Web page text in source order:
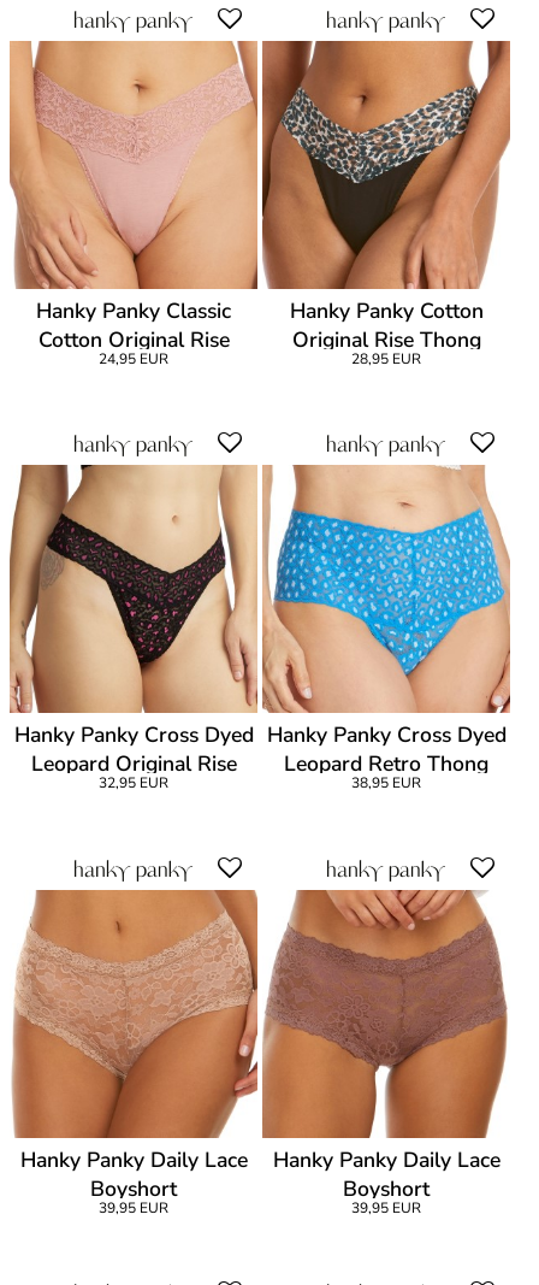
Hanky Panky Classic
Cotton Original Rise
Thong
24,95 EUR
Hanky Panky Cotton
Original Rise Thong
28,95 EUR
Hanky Panky Cross Dyed
Leopard Original Rise
Thong
32,95 EUR
Hanky Panky Cross Dyed
Leopard Retro Thong
38,95 EUR
Hanky Panky Daily Lace
Boyshort
39,95 EUR
Hanky Panky Daily Lace
Boyshort
39,95 EUR